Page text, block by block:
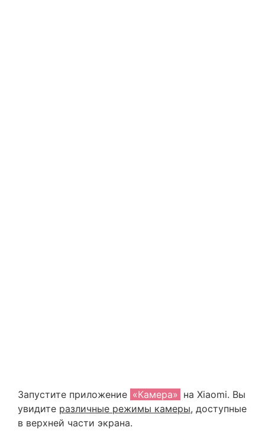
Запустите приложение «Камера» на Xiaomi. Вы
увидите различные режимы камеры, доступные
в верхней части экрана.